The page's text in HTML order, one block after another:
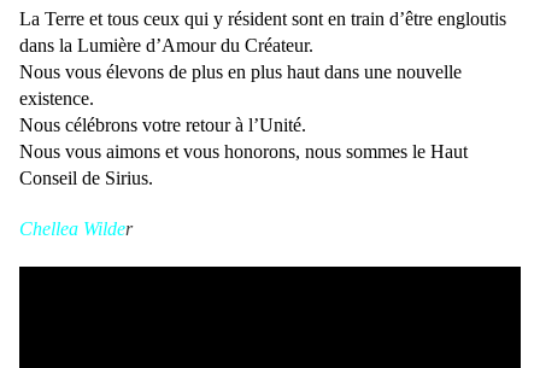
La Terre et tous ceux qui y résident sont en train d’être engloutis
dans la Lumière d’Amour du Créateur.
Nous vous élevons de plus en plus haut dans une nouvelle
existence.
Nous célébrons votre retour à l’Unité.
Nous vous aimons et vous honorons, nous sommes le Haut
Conseil de Sirius.
Chellea Wilder